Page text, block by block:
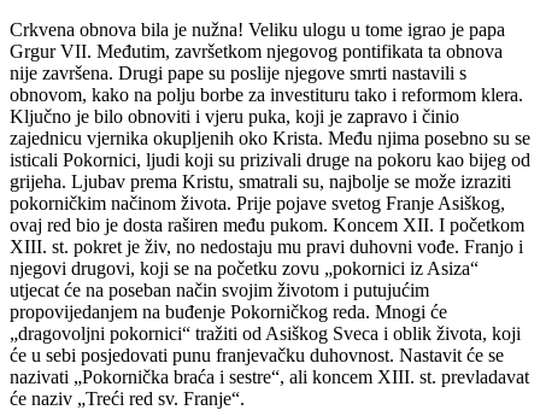
Crkvena obnova bila je nužna! Veliku ulogu u tome igrao je papa
Grgur VII. Međutim, završetkom njegovog pontifikata ta obnova
nije završena. Drugi pape su poslije njegove smrti nastavili s
obnovom, kako na polju borbe za investituru tako i reformom klera.
Ključno je bilo obnoviti i vjeru puka, koji je zapravo i činio
zajednicu vjernika okupljenih oko Krista. Među njima posebno su se
isticali Pokornici, ljudi koji su prizivali druge na pokoru kao bijeg od
grijeha. Ljubav prema Kristu, smatrali su, najbolje se može izraziti
pokorničkim načinom života. Prije pojave svetog Franje Asiškog,
ovaj red bio je dosta raširen među pukom. Koncem XII. I početkom
XIII. st. pokret je živ, no nedostaju mu pravi duhovni vođe. Franjo i
njegovi drugovi, koji se na početku zovu „pokornici iz Asiza“
utjecat će na poseban način svojim životom i putujućim
propovijedanjem na buđenje Pokorničkog reda. Mnogi će
„dragovoljni pokornici“ tražiti od Asiškog Sveca i oblik života, koji
će u sebi posjedovati punu franjevačku duhovnost. Nastavit će se
nazivati „Pokornička braća i sestre“, ali koncem XIII. st. prevladavat
će naziv „Treći red sv. Franje“.